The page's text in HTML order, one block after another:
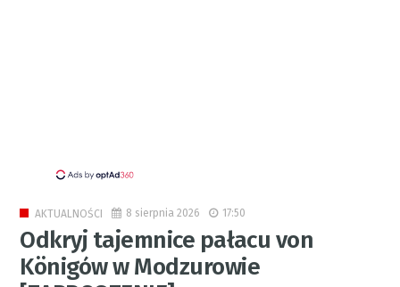
AKTUALNOŚCI 8 sierpnia 2026 17:50
Odkryj tajemnice pałacu von
Königów w Modzurowie